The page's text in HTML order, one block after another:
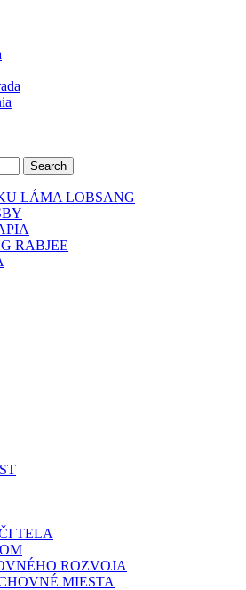
LÁMA LOBSANG
RABJEE
TELA
ROZVOJA
MIESTA